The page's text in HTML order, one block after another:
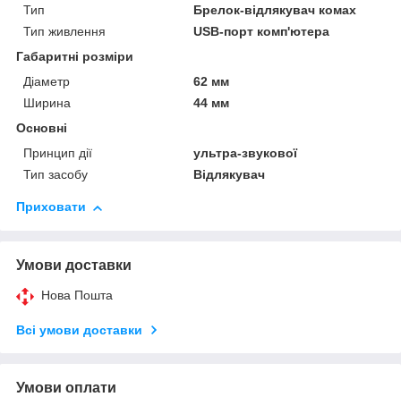
Тип
Брелок-відлякувач комах
Тип живлення
USB-порт комп'ютера
Габаритні розміри
Діаметр
62 мм
Ширина
44 мм
Основні
Принцип дії
ультра-звукової
Тип засобу
Відлякувач
Приховати
Умови доставки
Нова Пошта
Всі умови доставки
Умови оплати